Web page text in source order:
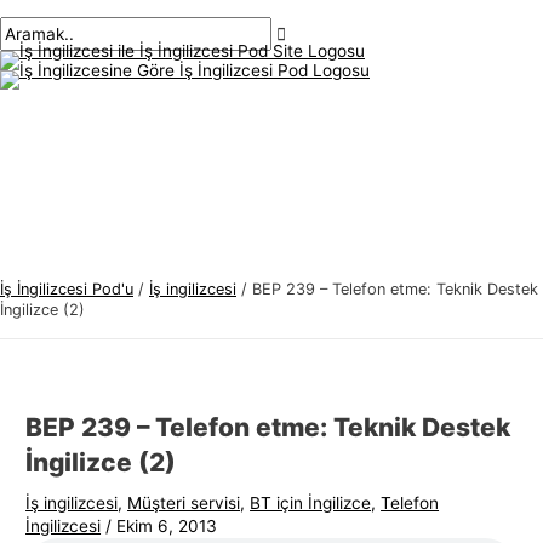
atla
menü
İş İngilizcesi Pod'u / İş ingilizcesi / BEP 239 – Telefon etme: Teknik Destek
İngilizce (2)
BEP 239 – Telefon etme: Teknik Destek
İngilizce (2)
İş ingilizcesi, Müşteri servisi, BT için İngilizce,Telefon
İngilizcesi / Ekim 6, 2013
gönderisi
yaz..
posta*
İ
ş
İ
c
K
o
n
u
A
r
a